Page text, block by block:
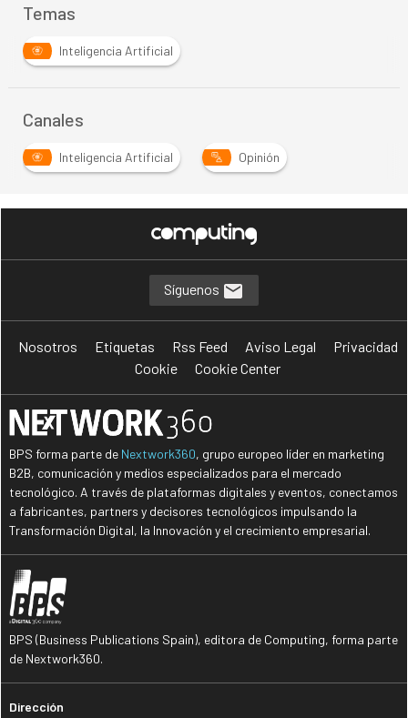
Temas
Inteligencia Artificial
Canales
Inteligencia Artificial Opinión
Síguenos
Nosotros Etiquetas Rss Feed Aviso Legal
Privacidad
Cookie
Cookie Center
BPS forma parte de Nextwork360, grupo europeo líder en marketing
B2B, comunicación y medios especializados para el mercado
tecnológico. A través de plataformas digitales y eventos, conectamos
a fabricantes, partners y decisores tecnológicos impulsando la
Transformación Digital, la Innovación y el crecimiento empresarial.
BPS (Business Publications Spain), editora de Computing, forma parte
de Nextwork360.
Dirección